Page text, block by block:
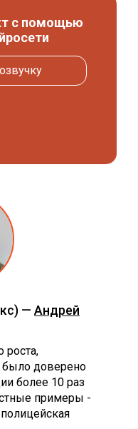
с помощью
— Андрей
роста,
доверено
более 10 раз
примеры -